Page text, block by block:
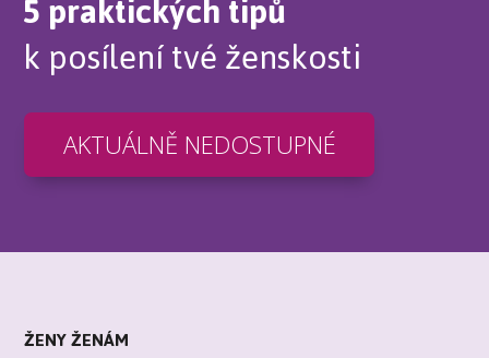
k posílení tvé ženskosti
AKTUÁLNĚ NEDOSTUPNÉ
ŽENY ŽENÁM